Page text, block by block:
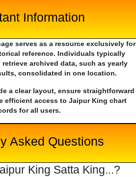
Information
serves as a resource exclusively for
reference. Individuals typically
archived data, such as yearly
consolidated in one location.
a clear layout, ensure straightforward
efficient access to Jaipur King chart
for all users.
Asked Questions
King Satta King...?